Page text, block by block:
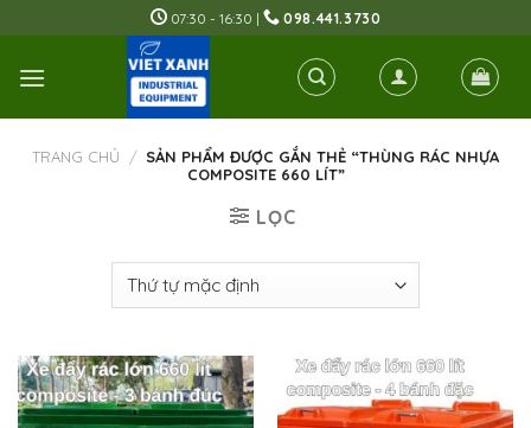
to
content
07:30 - 16:30 | 098.441.3730
TRANG CHỦ / SẢN PHẨM ĐƯỢC GẮN THẺ “THÙNG RÁC NHỰA
COMPOSITE 660 LÍT”
LỌC